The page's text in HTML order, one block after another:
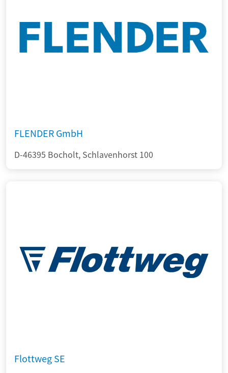
FLENDER GmbH
D-46395 Bocholt, Schlavenhorst 100
Flottweg SE